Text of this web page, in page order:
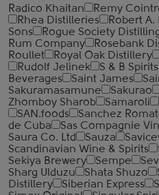
Radico Khaitan
Remy
Rhea Distilleries
Robert
Sons
Rogue Society
Rum Company
Rosebank
Roullet
Royal Oak Distillery
Rudolf Jelinek
S & B
Beverages
Saint James
Sakuramasamune
Sakurao
Zhomboy Sharob
Samaroli
SAN.foods
Sanchez
de Cuba
Sas Compagnie
Saura Co. Ltd
Sauza
Scandinavian Wine & Spirits
Sekiya Brewery
Sempe
Sharg Ulduzu
Shata Shuzo
Distillery
Siberian Express